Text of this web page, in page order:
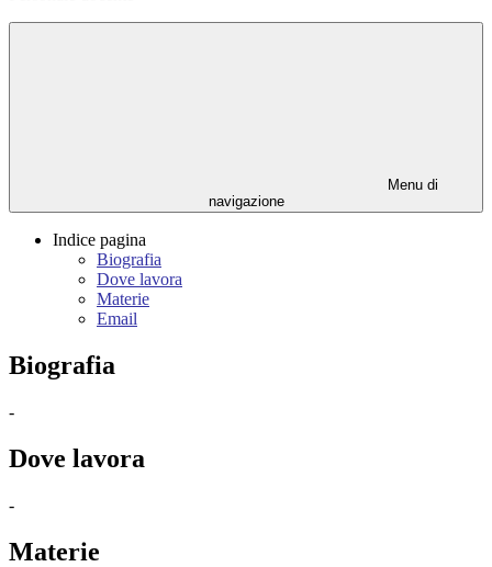
Menu di
navigazione
Indice pagina
Biografia
Dove lavora
Materie
Email
Biografia
-
Dove lavora
-
Materie